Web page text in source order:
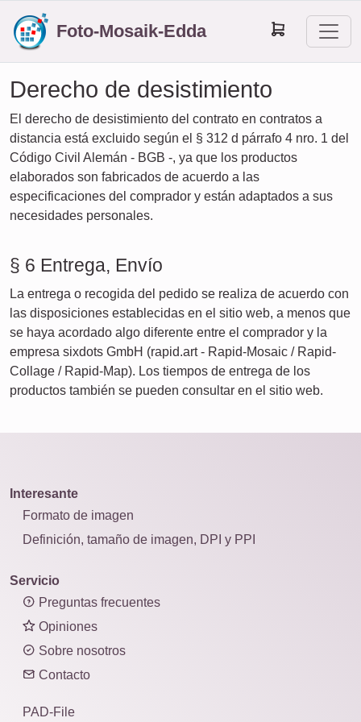
Foto-Mosaik-Edda
Derecho de desistimiento
El derecho de desistimiento del contrato en contratos a
distancia está excluido según el § 312 d párrafo 4 nro. 1 del
Código Civil Alemán - BGB -, ya que los productos
elaborados son fabricados de acuerdo a las
especificaciones del comprador y están adaptados a sus
necesidades personales.
§ 6 Entrega, Envío
La entrega o recogida del pedido se realiza de acuerdo con
las disposiciones establecidas en el sitio web, a menos que
se haya acordado algo diferente entre el comprador y la
empresa sixdots GmbH (rapid.art - Rapid-Mosaic / Rapid-
Collage / Rapid-Map). Los tiempos de entrega de los
productos también se pueden consultar en el sitio web.
Interesante
Formato de imagen
Definición, tamaño de imagen, DPI y PPI
Servicio
Preguntas frecuentes
Opiniones
Sobre nosotros
Contacto
PAD-File